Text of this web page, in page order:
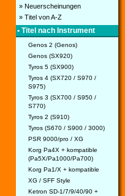
» Neuerscheinungen
» Titel von A-Z
• Titel nach Instrument
Genos 2 (Genos)
Genos (SX920)
Tyros 5 (SX900)
Tyros 4 (SX720 / S970 /
S975)
Tyros 3 (SX700 / S950 /
S770)
Tyros 2 (S910)
Tyros (S670 / S900 / 3000)
PSR 9000/pro / XG
Korg Pa4X + kompatible
(Pa5X/Pa1000/Pa700)
Korg Pa1/X + kompatible
XG / SFF Style
Ketron SD-1/7/9/40/90 +